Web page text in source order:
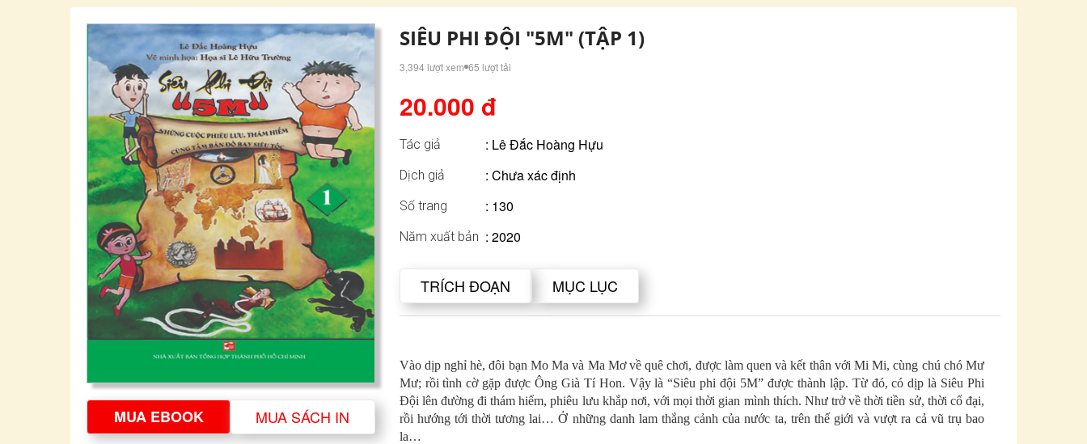
MUA EBOOK MUA SÁCH IN
SIÊU PHI ĐỘI "5M" (TẬP 1)
3,394 lượt xem 65 lượt tải
20.000 đ
Tác giả : Lê Đắc Hoàng Hựu
Dịch giả : Chưa xác định
Số trang : 130
Năm xuất bản : 2020
TRÍCH ĐOẠN MỤC LỤC
Vào dịp nghỉ hè, đôi bạn Mo Ma và Ma Mơ về quê chơi, được làm quen và kết thân với Mi Mi, cùng chú chó Mư
Mư; rồi tình cờ gặp được Ông Già Tí Hon. Vậy là “Siêu phi đội 5M” được thành lập. Từ đó, có dịp là Siêu Phi
Đội lên đường đi thám hiểm, phiêu lưu khắp nơi, với mọi thời gian mình thích. Như trở về thời tiền sử, thời cổ đại,
rồi hướng tới thời tương lai… Ở những danh lam thắng cảnh của nước ta, trên thế giới và vượt ra cả vũ trụ bao
la…